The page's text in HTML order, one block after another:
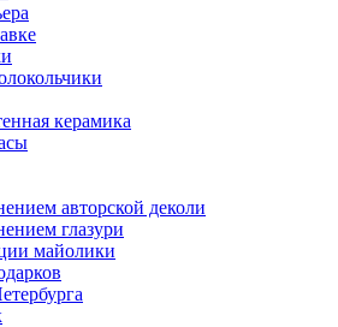
керамика
авторской деколи
глазури
майолики